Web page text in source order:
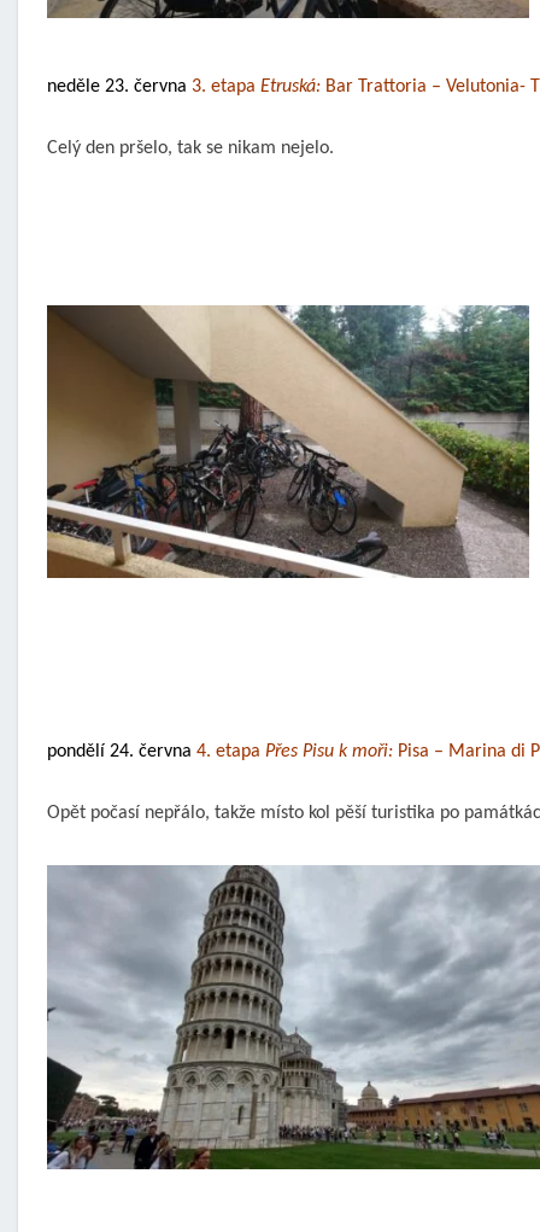
neděle 23. června 3. etapa Etruská: Bar Trattoria – Velutonia-
Celý den pršelo, tak se nikam nejelo.
pondělí 24. června 4. etapa Přes Pisu k moři: Pisa – Marina di
Opět počasí nepřálo, takže místo kol pěší turistika po